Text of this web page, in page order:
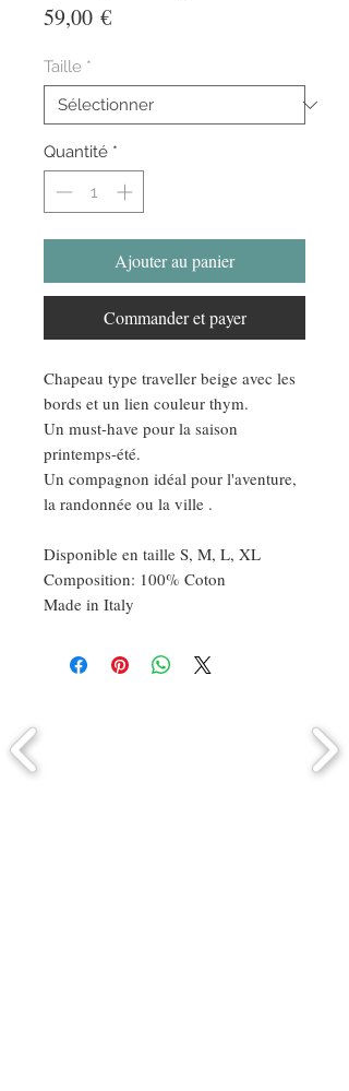
59,00 €Prix
Taille *
Quantité *
Ajouter au panier
Commander et payer
Chapeau type traveller beige avec les
bords et un lien couleur thym.
Un must-have pour la saison
printemps-été.
Un compagnon idéal pour l'aventure,
la randonnée ou la ville .
Disponible en taille S, M, L, XL
Composition: 100% Coton
Made in Italy